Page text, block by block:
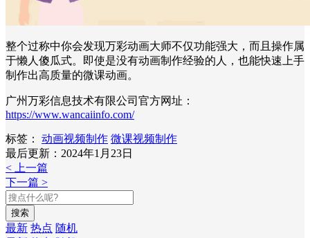
整个过称中你会发现万彩动画大师不仅功能强大，而且操作属
于懒人傻瓜式。即使是没有动画制作经验的人，也能快速上手
制作出高质量的微课动画。
广州万彩信息技术有限公司官方网址：
https://www.wancaiinfo.com/
标签： 动画视频制作 微课视频制作
最后更新：2024年1月23日
< 上一篇
下一篇 >
搜索
最新 热点 随机